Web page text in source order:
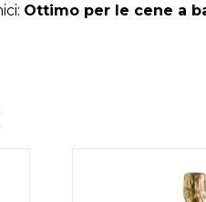
Ottimo per le cene a